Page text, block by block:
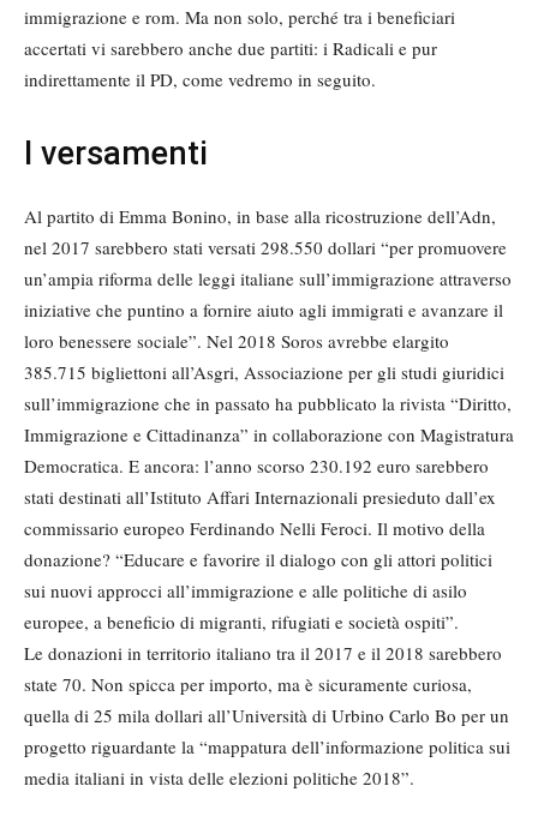
immigrazione e rom. Ma non solo, perché tra i beneficiari
accertati vi sarebbero anche due partiti: i Radicali e pur
indirettamente il PD, come vedremo in seguito.
I versamenti
Al partito di Emma Bonino, in base alla ricostruzione dell’Adn,
nel 2017 sarebbero stati versati 298.550 dollari “per promuovere
un’ampia riforma delle leggi italiane sull’immigrazione attraverso
iniziative che puntino a fornire aiuto agli immigrati e avanzare il
loro benessere sociale”. Nel 2018 Soros avrebbe elargito
385.715 bigliettoni all’Asgri, Associazione per gli studi giuridici
sull’immigrazione che in passato ha pubblicato la rivista “Diritto,
Immigrazione e Cittadinanza” in collaborazione con Magistratura
Democratica. E ancora: l’anno scorso 230.192 euro sarebbero
stati destinati all’Istituto Affari Internazionali presieduto dall’ex
commissario europeo Ferdinando Nelli Feroci. Il motivo della
donazione? “Educare e favorire il dialogo con gli attori politici
sui nuovi approcci all’immigrazione e alle politiche di asilo
europee, a beneficio di migranti, rifugiati e società ospiti”.
Le donazioni in territorio italiano tra il 2017 e il 2018 sarebbero
state 70. Non spicca per importo, ma è sicuramente curiosa,
quella di 25 mila dollari all’Università di Urbino Carlo Bo per un
progetto riguardante la “mappatura dell’informazione politica sui
media italiani in vista delle elezioni politiche 2018”.